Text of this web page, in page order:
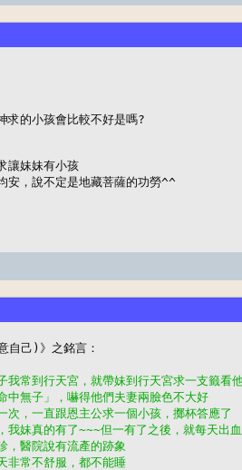
求的小孩會比較不好是嗎?
讓妹妹有小孩
安，說不定是地藏菩薩的功勞^^
常到行天宮，就帶妹到行天宮求一支籤看
無子」，嚇得他們夫妻兩臉色不大好
，一直跟恩主公求一個小孩，擲杯答應了
妹真的有了~~~但一有了之後，就每天出血
，醫院說有流產的跡象
非常不舒服，都不能睡